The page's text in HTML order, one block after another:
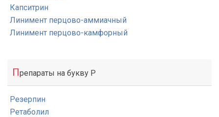
Капситрин
Линимент перцово-аммиачный
Линимент перцово-камфорный
Препараты на букву Р
Резерпин
Ретаболил